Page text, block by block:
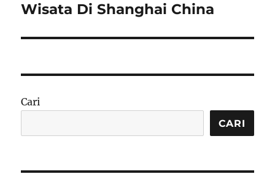
Wisata Di Shanghai China
Cari
CARI